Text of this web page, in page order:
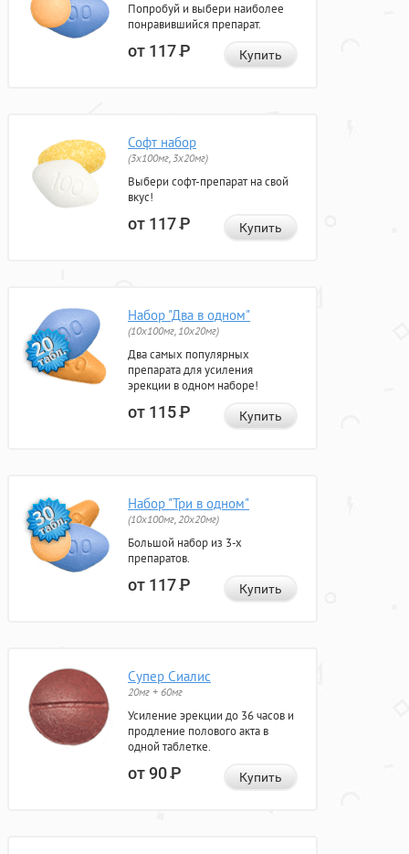
Попробуй и выбери наиболее
понравившийся препарат.
от 117Р Купить
Софт набор
(3x100мг, 3x20мг)
Выбери софт-препарат на свой
вкус!
от 117Р Купить
Набор "Два в одном"
(10x100мг, 10x20мг)
Два самых популярных
препарата для усиления
эрекции в одном наборе!
от 115Р Купить
Набор "Три в одном"
(10x100мг, 20x20мг)
Большой набор из 3-х
препаратов.
от 117Р Купить
Супер Сиалис
20мг + 60мг
Усиление эрекции до 36 часов и
продление полового акта в
одной таблетке.
от 90Р Купить